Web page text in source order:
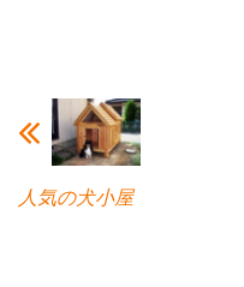
人気の犬小屋